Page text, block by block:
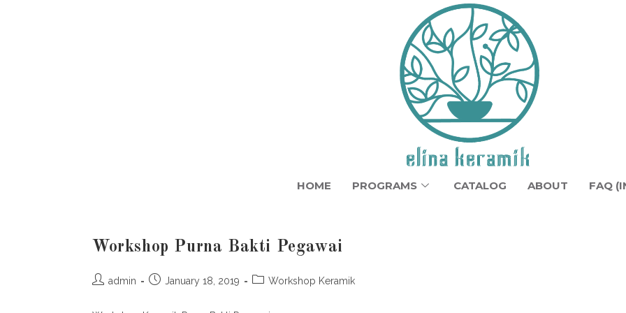
HOME PROGRAMS CATALOG ABOUT FAQ
Workshop Purna Bakti Pegawai
admin January 18, 2019 Workshop Keramik